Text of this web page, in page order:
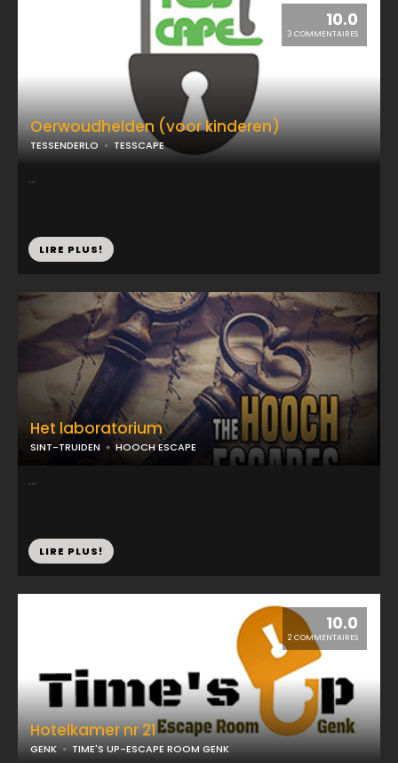
Het laboratorium
SINT-TRUIDEN HOOCH ESCAPE
...
LIRE PLUS!
10.0
3 COMMENTAIRES
Oerwoudhelden (voor kinderen)
TESSENDERLO TESSCAPE
...
LIRE PLUS!
10.0
2 COMMENTAIRES
Hotelkamer nr 21
GENK TIME'S UP-ESCAPE ROOM GENK